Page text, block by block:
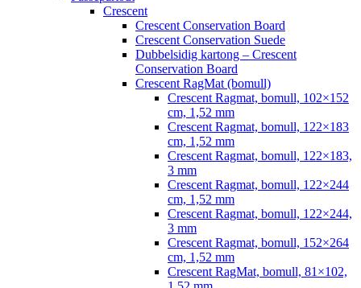
Crescent
Crescent Conservation Board
Crescent Conservation Suede
Dubbelsidig kartong – Crescent
Conservation Board
Crescent RagMat (bomull)
Crescent Ragmat, bomull, 102×152
cm, 1,52 mm
Crescent Ragmat, bomull, 122×183
cm, 1,52 mm
Crescent Ragmat, bomull, 122×183,
3 mm
Crescent Ragmat, bomull, 122×244
cm, 1,52 mm
Crescent Ragmat, bomull, 122×244,
3 mm
Crescent Ragmat, bomull, 152×264
cm, 1,52 mm
Crescent RagMat, bomull, 81×102,